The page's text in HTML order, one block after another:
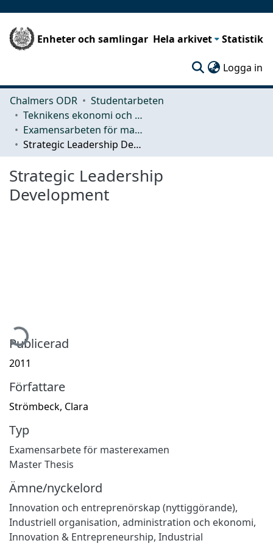
Enheter och samlingar Hela arkivet Statistik
Logga in
Chalmers ODR
Studentarbeten
Teknikens ekonomi och organisation
Examensarbeten för masterexamen
Strategic Leadership Development
Strategic Leadership
Development
Publicerad
2011
Författare
Strömbeck, Clara
Typ
Examensarbete för masterexamen
Master Thesis
Ämne/nyckelord
Innovation och entreprenörskap (nyttiggörande),
Industriell organisation, administration och ekonomi,
Innovation & Entrepreneurship, Industrial